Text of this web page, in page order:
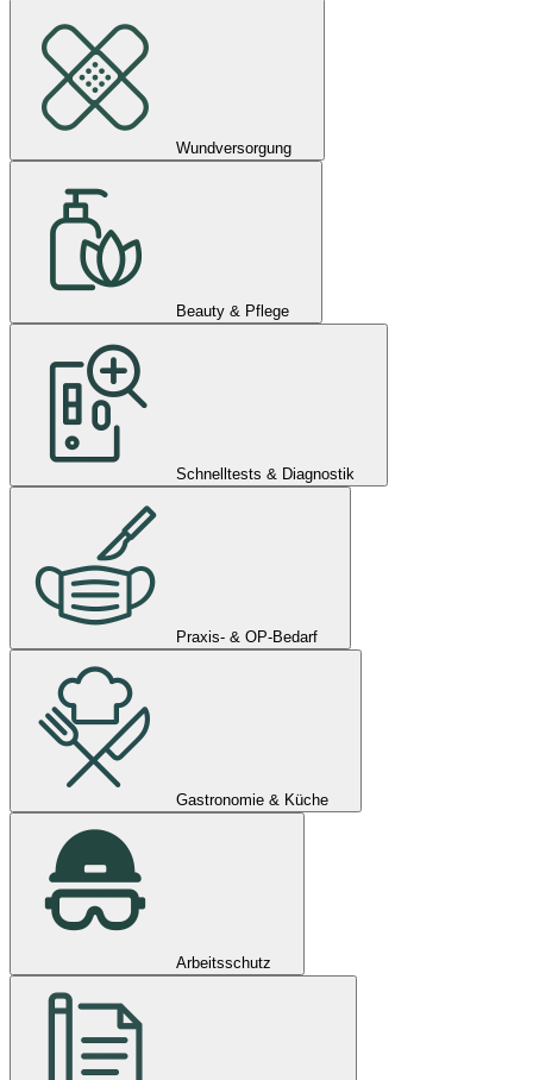
Wundversorgung
Beauty & Pflege
Schnelltests & Diagnostik
Praxis- & OP-Bedarf
Gastronomie & Küche
Arbeitsschutz